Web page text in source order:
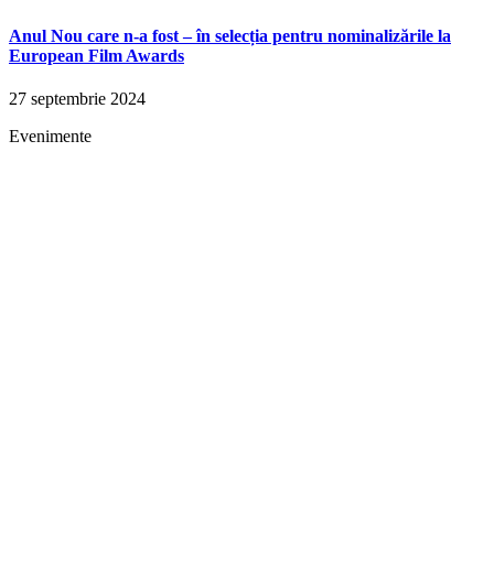
Anul Nou care n-a fost – în selecția pentru nominalizările la
European Film Awards
27 septembrie 2024
Evenimente